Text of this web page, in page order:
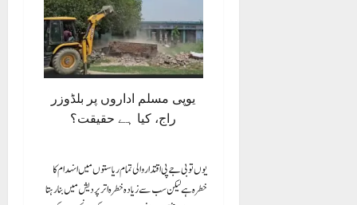
یوپی مسلم اداروں پر بلڈوزر
راج، کیا ہے حقیقت؟
یوں تو بی جے پی اقتدار والی تمام ریاستوں میں انہدام کا
خطرہ ہے لیکن سب سے زیادہ خطرہ اترپردیش میں بنا رہتا